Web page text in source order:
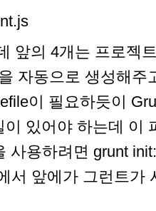
앞의 4개는 프로젝
자동으로 생성해주
이 필요하듯이
이 있어야 하는데 이
사용하려면 grunt
서 앞에가 그런트가